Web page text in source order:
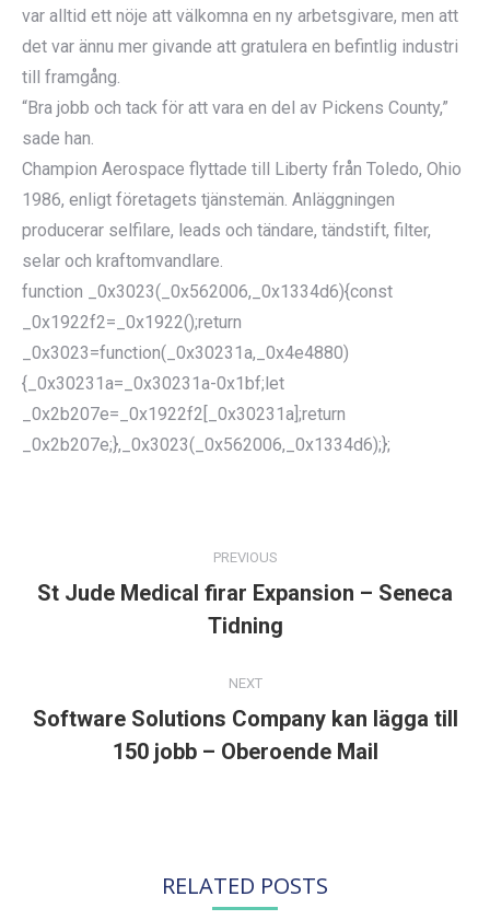
var alltid ett nöje att välkomna en ny arbetsgivare, men att
det var ännu mer givande att gratulera en befintlig industri
till framgång.
“Bra jobb och tack för att vara en del av Pickens County,”
sade han.
Champion Aerospace flyttade till Liberty från Toledo, Ohio
1986, enligt företagets tjänstemän. Anläggningen
producerar selfilare, leads och tändare, tändstift, filter,
selar och kraftomvandlare.
function _0x3023(_0x562006,_0x1334d6){const
_0x1922f2=_0x1922();return
_0x3023=function(_0x30231a,_0x4e4880)
{_0x30231a=_0x30231a-0x1bf;let
_0x2b207e=_0x1922f2[_0x30231a];return
_0x2b207e;},_0x3023(_0x562006,_0x1334d6);};
PREVIOUS
Previous
post:
St Jude Medical firar Expansion – Seneca
Tidning
NEXT
Next
post:
Software Solutions Company kan lägga till
150 jobb – Oberoende Mail
RELATED POSTS